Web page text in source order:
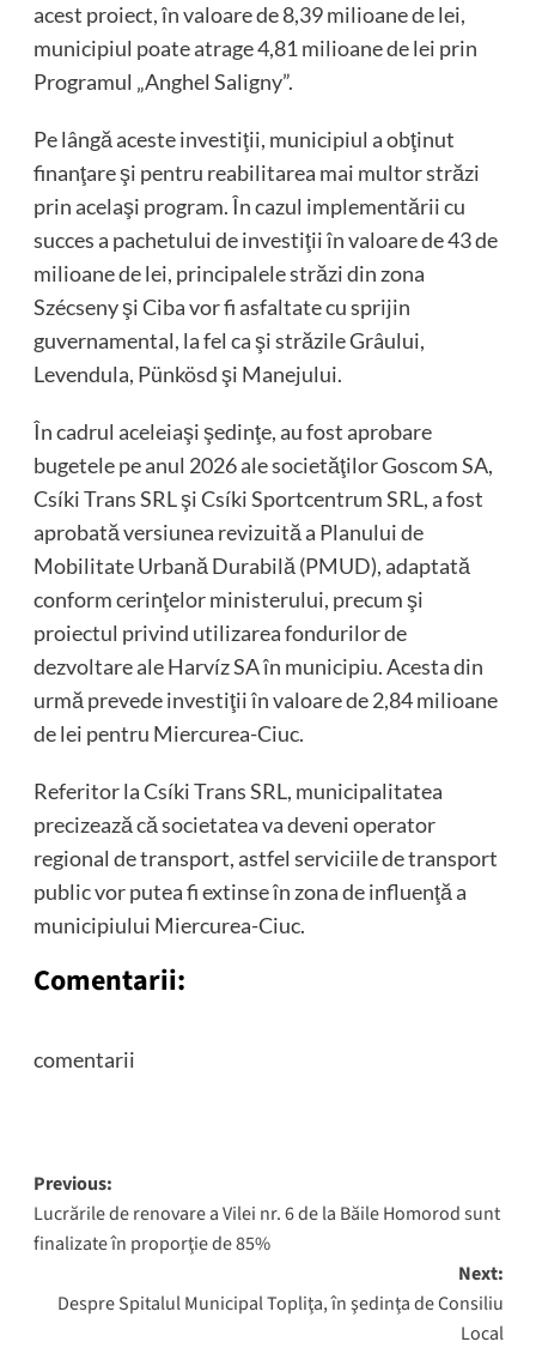
acest proiect, în valoare de 8,39 milioane de lei,
municipiul poate atrage 4,81 milioane de lei prin
Programul „Anghel Saligny”.
Pe lângă aceste investiţii, municipiul a obţinut
finanţare şi pentru reabilitarea mai multor străzi
prin acelaşi program. În cazul implementării cu
succes a pachetului de investiţii în valoare de 43 de
milioane de lei, principalele străzi din zona
Szécseny şi Ciba vor fi asfaltate cu sprijin
guvernamental, la fel ca şi străzile Grâului,
Levendula, Pünkösd şi Manejului.
În cadrul aceleiaşi şedinţe, au fost aprobare
bugetele pe anul 2026 ale societăţilor Goscom SA,
Csíki Trans SRL şi Csíki Sportcentrum SRL, a fost
aprobată versiunea revizuită a Planului de
Mobilitate Urbană Durabilă (PMUD), adaptată
conform cerinţelor ministerului, precum şi
proiectul privind utilizarea fondurilor de
dezvoltare ale Harvíz SA în municipiu. Acesta din
urmă prevede investiţii în valoare de 2,84 milioane
de lei pentru Miercurea-Ciuc.
Referitor la Csíki Trans SRL, municipalitatea
precizează că societatea va deveni operator
regional de transport, astfel serviciile de transport
public vor putea fi extinse în zona de influenţă a
municipiului Miercurea-Ciuc.
Comentarii:
comentarii
Post
navigation
Previous:
Lucrările de renovare a Vilei nr. 6 de la Băile Homorod sunt
finalizate în proporţie de 85%
Next:
Despre Spitalul Municipal Topliţa, în şedinţa de Consiliu
Local